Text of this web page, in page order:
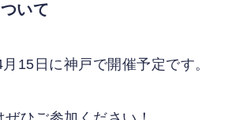
いて
15日に神戸で開催予定です。